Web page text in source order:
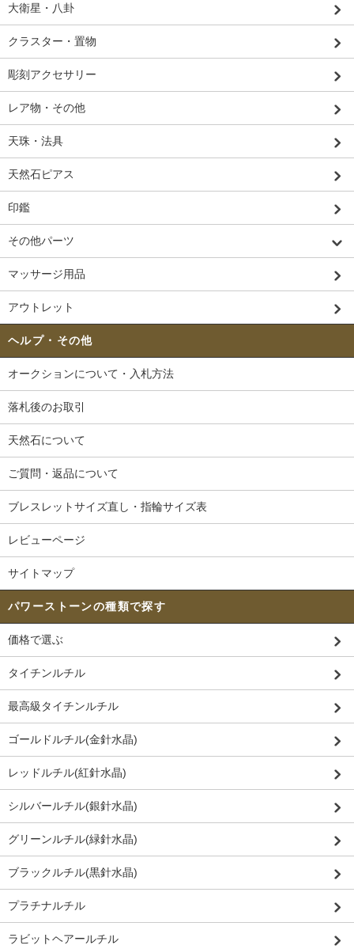
大衛星・八卦
クラスター・置物
彫刻アクセサリー
レア物・その他
天珠・法具
天然石ピアス
印鑑
その他パーツ
マッサージ用品
アウトレット
ヘルプ・その他
オークションについて・入札方法
落札後のお取引
天然石について
ご質問・返品について
ブレスレットサイズ直し・指輪サイズ表
レビューページ
サイトマップ
パワーストーンの種類で探す
価格で選ぶ
タイチンルチル
最高級タイチンルチル
ゴールドルチル(金針水晶)
レッドルチル(紅針水晶)
シルバールチル(銀針水晶)
グリーンルチル(緑針水晶)
ブラックルチル(黒針水晶)
プラチナルチル
ラビットヘアールチル